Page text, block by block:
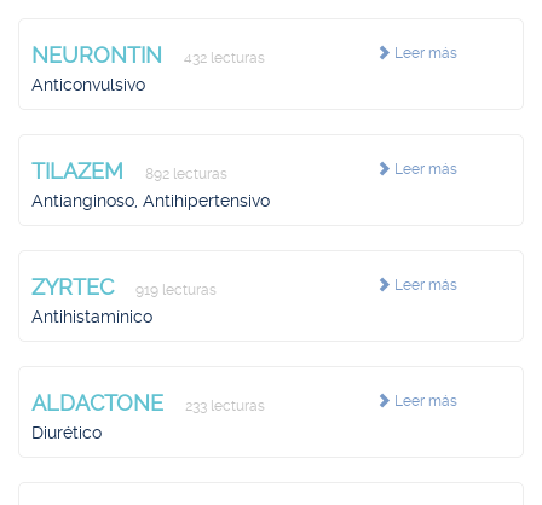
Leer más
NEURONTIN 432 lecturas
Anticonvulsivo
Leer más
TILAZEM 892 lecturas
Antianginoso, Antihipertensivo
Leer más
ZYRTEC 919 lecturas
Antihistamínico
Leer más
ALDACTONE 233 lecturas
Diurético